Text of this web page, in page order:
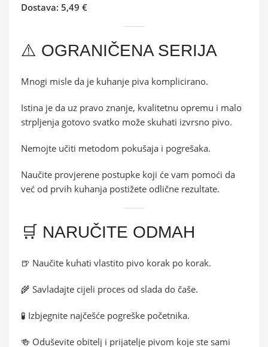
Dostava: 5,49 €
⚠️ OGRANIČENA SERIJA
Mnogi misle da je kuhanje piva komplicirano.
Istina je da uz pravo znanje, kvalitetnu opremu i malo
strpljenja gotovo svatko može skuhati izvrsno pivo.
Nemojte učiti metodom pokušaja i pogrešaka.
Naučite provjerene postupke koji će vam pomoći da
već od prvih kuhanja postižete odlične rezultate.
🛒 NARUČITE ODMAH
🍺 Naučite kuhati vlastito pivo korak po korak.
🌾 Savladajte cijeli proces od slada do čaše.
🧪 Izbjegnite najčešće pogreške početnika.
🍻 Oduševite obitelj i prijatelje pivom koje ste sami